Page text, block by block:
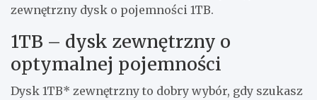
zewnętrzny dysk o pojemności 1TB.
1TB – dysk zewnętrzny o
optymalnej pojemności
Dysk 1TB* zewnętrzny to dobry wybór, gdy szukasz